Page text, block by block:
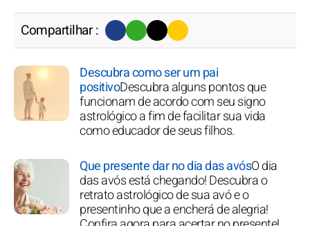
Compartilhar :
Descubra como ser um pai
positivoDescubra alguns pontos que
funcionam de acordo com seu signo
astrológico a fim de facilitar sua vida
como educador de seus filhos.
Que presente dar no dia das avósO dia
das avós está chegando! Descubra o
retrato astrológico de sua avó e o
presentinho que a encherá de alegria!